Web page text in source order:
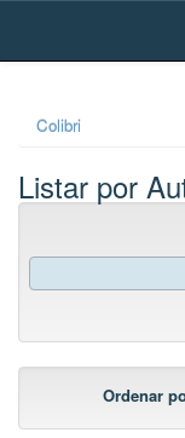
Skip
Colibri
Listar por
Ordenar